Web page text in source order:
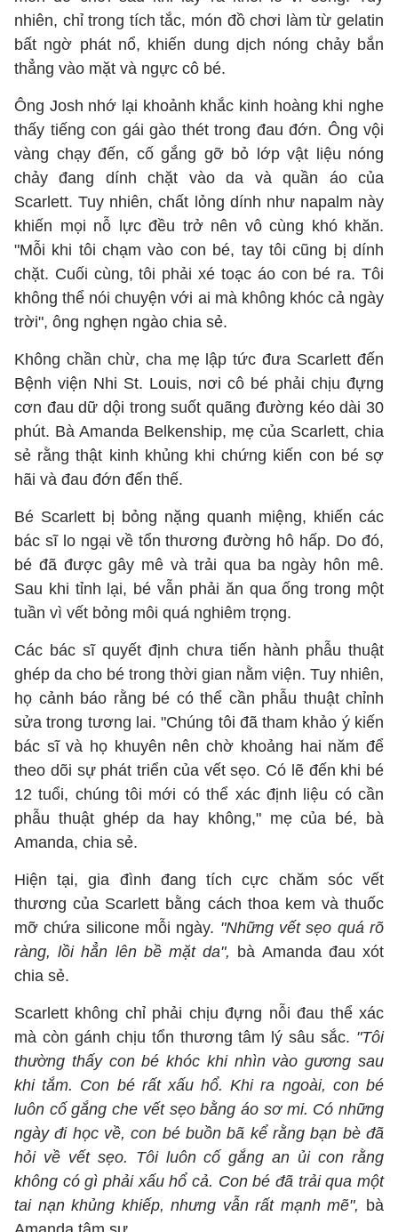
nhiên, chỉ trong tích tắc, món đồ chơi làm từ gelatin
bất ngờ phát nổ, khiến dung dịch nóng chảy bắn
thẳng vào mặt và ngực cô bé.
Ông Josh nhớ lại khoảnh khắc kinh hoàng khi nghe
thấy tiếng con gái gào thét trong đau đớn. Ông vội
vàng chạy đến, cố gắng gỡ bỏ lớp vật liệu nóng
chảy đang dính chặt vào da và quần áo của
Scarlett. Tuy nhiên, chất lỏng dính như napalm này
khiến mọi nỗ lực đều trở nên vô cùng khó khăn.
"Mỗi khi tôi chạm vào con bé, tay tôi cũng bị dính
chặt. Cuối cùng, tôi phải xé toạc áo con bé ra. Tôi
không thể nói chuyện với ai mà không khóc cả ngày
trời", ông nghẹn ngào chia sẻ.
Không chần chừ, cha mẹ lập tức đưa Scarlett đến
Bệnh viện Nhi St. Louis, nơi cô bé phải chịu đựng
cơn đau dữ dội trong suốt quãng đường kéo dài 30
phút. Bà Amanda Belkenship, mẹ của Scarlett, chia
sẻ rằng thật kinh khủng khi chứng kiến con bé sợ
hãi và đau đớn đến thế.
Bé Scarlett bị bỏng nặng quanh miệng, khiến các
bác sĩ lo ngại về tổn thương đường hô hấp. Do đó,
bé đã được gây mê và trải qua ba ngày hôn mê.
Sau khi tỉnh lại, bé vẫn phải ăn qua ống trong một
tuần vì vết bỏng môi quá nghiêm trọng.
Các bác sĩ quyết định chưa tiến hành phẫu thuật
ghép da cho bé trong thời gian nằm viện. Tuy nhiên,
họ cảnh báo rằng bé có thể cần phẫu thuật chỉnh
sửa trong tương lai. "Chúng tôi đã tham khảo ý kiến
bác sĩ và họ khuyên nên chờ khoảng hai năm để
theo dõi sự phát triển của vết sẹo. Có lẽ đến khi bé
12 tuổi, chúng tôi mới có thể xác định liệu có cần
phẫu thuật ghép da hay không," mẹ của bé, bà
Amanda, chia sẻ.
Hiện tại, gia đình đang tích cực chăm sóc vết
thương của Scarlett bằng cách thoa kem và thuốc
mỡ chứa silicone mỗi ngày. "Những vết sẹo quá rõ
ràng, lồi hẳn lên bề mặt da", bà Amanda đau xót
chia sẻ.
Scarlett không chỉ phải chịu đựng nỗi đau thể xác
mà còn gánh chịu tổn thương tâm lý sâu sắc. "Tôi
thường thấy con bé khóc khi nhìn vào gương sau
khi tắm. Con bé rất xấu hổ. Khi ra ngoài, con bé
luôn cố gắng che vết sẹo bằng áo sơ mi. Có những
ngày đi học về, con bé buồn bã kể rằng bạn bè đã
hỏi về vết sẹo. Tôi luôn cố gắng an ủi con rằng
không có gì phải xấu hổ cả. Con bé đã trải qua một
tai nạn khủng khiếp, nhưng vẫn rất mạnh mẽ", bà